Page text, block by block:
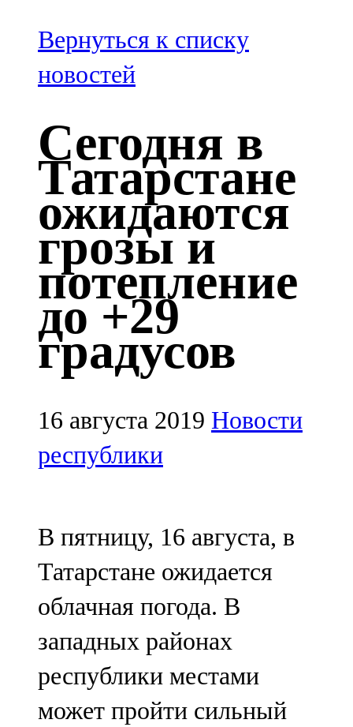
100,3 FM
Зәй
106,6 FM
Кадыбаш
105,2 FM
Казан
91,5 FM
Кайбыч
106,1 FM
Кама тамагы
71,51 FM
Кукмара
107,9 FM
Лениногорский
Мамадыш
106,2 FM
Минзәлә
107,3 FM
Мөслим
Вернуться к списку
новостей
Сегодня в
Татарстане
ожидаются
грозы и
потепление
до +29
градусов
16 августа 2019 Новости
республики
В пятницу, 16 августа, в
Татарстане ожидается
облачная погода. В
западных районах
республики местами
может пройти сильный